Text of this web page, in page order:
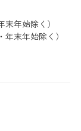
年始除く）
末年始除く）